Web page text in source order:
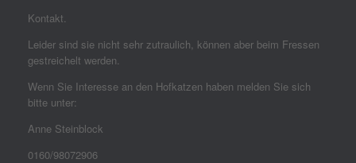
Kontakt.
Leider sind sie nicht sehr zutraulich, können aber beim Fressen
gestreichelt werden.
Wenn Sie Interesse an den Hofkatzen haben melden Sie sich
bitte unter:
Anne Steinblock
0160/98072906